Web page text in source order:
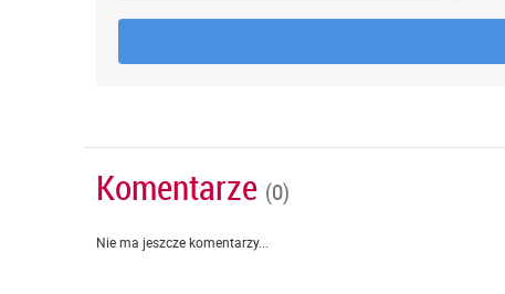
Komentarze (0)
Nie ma jeszcze komentarzy...